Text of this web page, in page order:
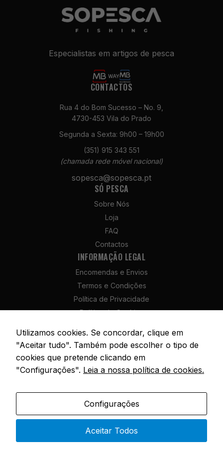
Especialistas em artigos de pesca
CONTACTOS
Rua 4 do Bom Sucesso – No. 9,
4730-453 Vila do Prado
Segunda a Sexta: 9h00 – 19h00
(351) 915 343 551
(chamada rede móvel nacional)
sopesca@sopesca.pt
SÓ PESCA
Sobre Nós
Loja
FAQ
Contactos
INFORMAÇÃO LEGAL
Encomendas e Envios
Termos e Condições
Política de Privacidade
Política de Cookies
Livro de Reclamações
Portuguese
Utilizamos cookies. Se concordar, clique em
"Aceitar tudo". Também pode escolher o tipo de
cookies que pretende clicando em
"Configurações". Leia a nossa política de cookies.
Configurações
Aceitar Todos
Necessários
Estes cookies
opcionais. São
necessários
funcionamento
do site.
possamos
melhorar a
e a estrutura
do site, com
base na forma
Experiência
Para que o
nosso site
melhor forma
possível
visita,
necessitamos
de cookies. Se